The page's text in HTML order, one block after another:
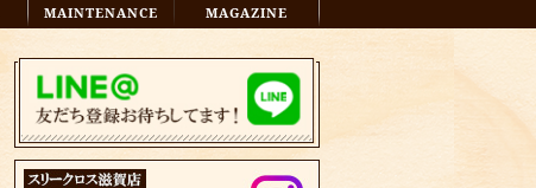
MAINTENANCE MAGAZINE